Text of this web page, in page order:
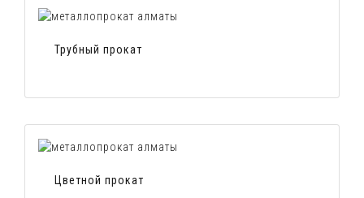
Трубный прокат
Цветной прокат